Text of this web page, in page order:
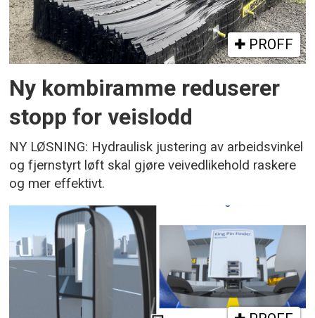
PROFF
Ny kombiramme reduserer
stopp for veislodd
NY LØSNING: Hydraulisk justering av arbeidsvinkel
og fjernstyrt løft skal gjøre veivedlikehold raskere
og mer effektivt.